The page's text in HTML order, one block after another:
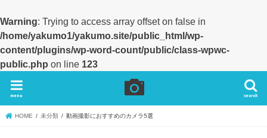
Warning: Trying to access array offset on false in
/home/yakumo1/yakumo.site/public_html/wp-
content/plugins/wp-word-count/public/class-wpwc-
public.php on line 123
search
menu
HOME 未分類 動画撮影におすすめのカメラ5選